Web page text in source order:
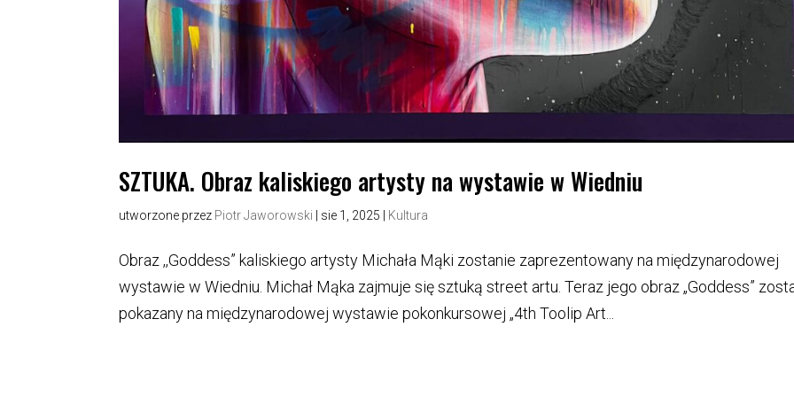
SZTUKA. Obraz kaliskiego artysty na wystawie w Wiedniu
utworzone przez Piotr Jaworowski sie 1, 2025 Kultura
Obraz ,,Goddess” kaliskiego artysty Michała Mąki zostanie zaprezentowany na międzynarodowej
wystawie w Wiedniu. Michał Mąka zajmuje się sztuką street artu. Teraz jego obraz „Goddess”
pokazany na międzynarodowej wystawie pokonkursowej „4th Toolip Art...